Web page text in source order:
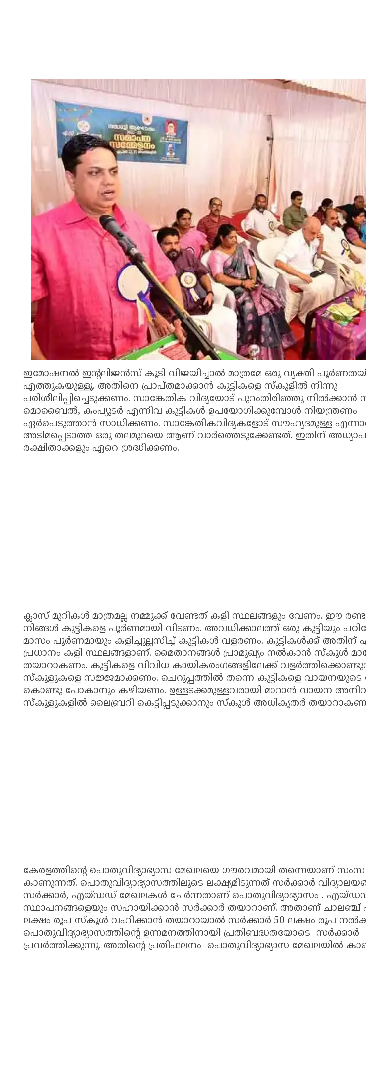
ഇമോഷനല്‍ ഇന്റലിജന്‍സ് കൂടി വിജയിച്ചാല്‍ മാത്രമേ ഒരു വ്യക്തി
എത്തുകയുള്ളൂ. അതിനെ പ്രാപ്തമാക്കാന്‍ കുട്ടികളെ സ്‌കൂളില്‍ നിന്നു
പരിശീലിപ്പിച്ചെടുക്കണം. സാങ്കേതിക വിദ്യയോട് പുറംതിരിഞ്ഞു നില്‍ക്കാന്‍
മൊബൈല്‍, കംപ്യൂടര്‍ എന്നിവ കുട്ടികള്‍ ഉപയോഗിക്കുമ്പോള്‍ നിയന്ത്രണം
ഏര്‍പെടുത്താന്‍ സാധിക്കണം. സാങ്കേതികവിദ്യകളോട് സൗഹ്യദമുള്ള
അടിമപ്പെടാത്ത ഒരു തലമുറയെ ആണ് വാര്‍ത്തെടുക്കേണ്ടത്. ഇതിന്
രക്ഷിതാക്കളും ഏറെ ശ്രദ്ധിക്കണം.
ക്ലാസ് മുറികള്‍ മാത്രമല്ല നമ്മുക്ക് വേണ്ടത് കളി സ്ഥലങ്ങളും വേണം. ഈ
നിങ്ങള്‍ കുട്ടികളെ പൂര്‍ണമായി വിടണം. അവധിക്കാലത്ത് ഒരു കുട്ടിയും
മാസം പൂര്‍ണമായും കളിച്ചുല്ലസിച്ച് കുട്ടികള്‍ വളരണം. കുട്ടികള്‍ക്ക് അതിന്
പ്രധാനം കളി സ്ഥലങ്ങളാണ്. മൈതാനങ്ങള്‍ പ്രാമുഖ്യം നല്‍കാന്‍ സ്‌കൂള്‍
തയാറാകണം. കുട്ടികളെ വിവിധ കായികരംഗങ്ങളിലേക്ക്
സ്‌കൂളുകളെ സജ്ജമാക്കണം. ചെറുപ്പത്തില്‍ തന്നെ കുട്ടികളെ
കൊണ്ടു പോകാനും കഴിയണം. ഉള്ളടക്കമുള്ളവരായി മാറാന്‍ വായന
സ്‌കൂളുകളില്‍ ലൈബ്രറി കെട്ടിപ്പടുക്കാനും സ്‌കൂള്‍ അധികൃതര്‍
കേരളത്തിന്റെ പൊതുവിദ്യാഭ്യാസ മേഖലയെ ഗൗരവമായി തന്നെയാണ്
കാണുന്നത്. പൊതുവിദ്യാഭ്യാസത്തിലൂടെ ലക്ഷ്യമിടുന്നത് സര്‍ക്കാര്‍
സര്‍ക്കാര്‍, എയ്ഡഡ് മേഖലകള്‍ ചേര്‍ന്നതാണ് പൊതുവിദ്യാഭ്യാസം . എയ്ഡഡ്
സ്ഥാപനങ്ങളെയും സഹായിക്കാന്‍ സര്‍ക്കാര്‍ തയാറാണ്. അതാണ് ചാലഞ്ച്
ലക്ഷം രൂപ സ്‌കൂള്‍ വഹിക്കാന്‍ തയാറായാല്‍ സര്‍ക്കാര്‍ 50 ലക്ഷം രൂപ
പൊതുവിദ്യാഭ്യാസത്തിന്റെ ഉന്നമനത്തിനായി പ്രതിബദ്ധതയോടെ സര്‍ക്കാര്‍
പ്രവര്‍ത്തിക്കുന്നു. അതിന്റെ പ്രതിഫലനം പൊതുവിദ്യാഭ്യാസ മേഖലയില്‍